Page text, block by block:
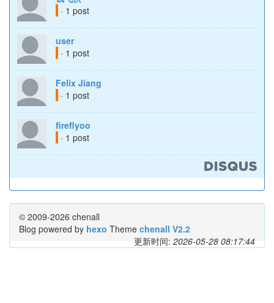
· 1 post
user
· 1 post
Felix Jiang
· 1 post
fireflyoo
· 1 post
© 2009-2026 chenall
Blog powered by hexo Theme chenall V2.2
更新时间: 2026-05-28 08:17:44